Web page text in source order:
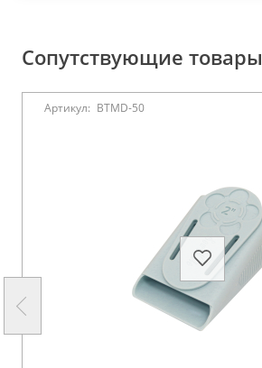
Сопутствующие товары
Артикул: BTMD-50